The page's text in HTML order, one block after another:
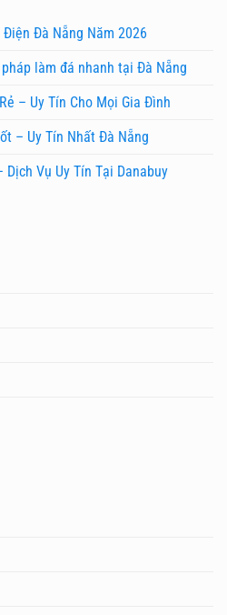
Đà Nẵng Năm 2026
làm đá nhanh tại Đà Nẵng
– Uy Tín Cho Mọi Gia Đình
– Uy Tín Nhất Đà Nẵng
Vụ Uy Tín Tại Danabuy